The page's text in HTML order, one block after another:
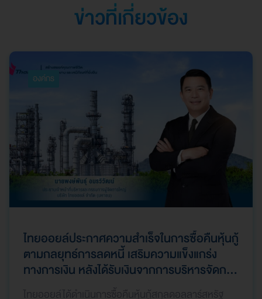
ข่าวที่เกี่ยวข้อง
องค์กร
ไทยออยล์ประกาศความสำเร็จในการซื้อคืนหุ้นกู้
ตามกลยุทธ์การลดหนี้ เสริมความแข็งแกร่ง
ทางการเงิน หลังได้รับเงินจากการบริหารจัดการ